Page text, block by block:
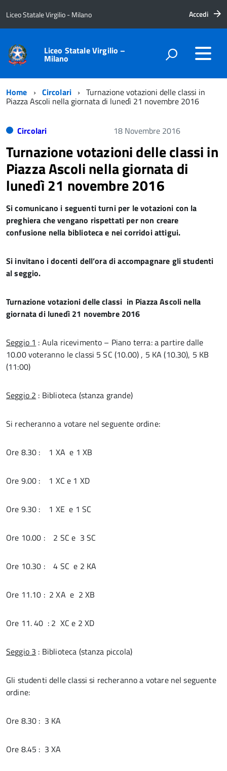
Liceo Statale Virgilio - Milano Accedi
Liceo Statale Virgilio –
Milano
Home Circolari Turnazione votazioni delle classi in
Piazza Ascoli nella giornata di lunedì 21 novembre 2016
Circolari 18 Novembre 2016
Turnazione votazioni delle classi in
Piazza Ascoli nella giornata di
lunedì 21 novembre 2016
Si comunicano i seguenti turni per le votazioni con la
preghiera che vengano rispettati per non creare
confusione nella biblioteca e nei corridoi attigui.
Si invitano i docenti dell’ora di accompagnare gli studenti
al seggio.
Turnazione votazioni delle classi in Piazza Ascoli nella
giornata di lunedì 21 novembre 2016
Seggio 1 : Aula ricevimento – Piano terra: a partire dalle
10.00 voteranno le classi 5 SC (10.00) , 5 KA (10.30), 5 KB
(11:00)
Seggio 2 : Biblioteca (stanza grande)
Si recheranno a votare nel seguente ordine:
Ore 8.30 : 1 XA e 1 XB
Ore 9.00 : 1 XC e 1 XD
Ore 9.30 : 1 XE e 1 SC
Ore 10.00 : 2 SC e 3 SC
Ore 10.30 : 4 SC e 2 KA
Ore 11.10 : 2 XA e 2 XB
Ore 11. 40 : 2 XC e 2 XD
Seggio 3 : Biblioteca (stanza piccola)
Gli studenti delle classi si recheranno a votare nel seguente
ordine:
Ore 8.30 : 3 KA
Ore 8.45 : 3 XA